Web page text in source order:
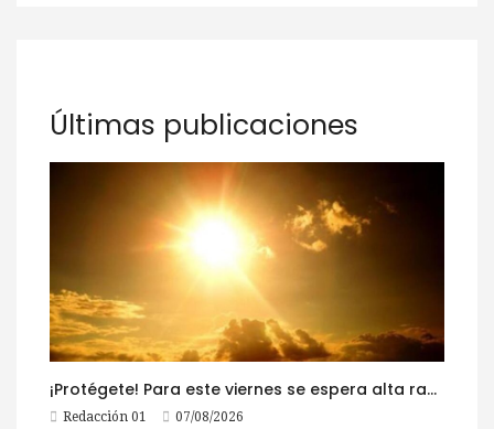
Últimas publicaciones
¡Protégete! Para este viernes se espera alta radiación solar
Redacción 01 07/08/2026